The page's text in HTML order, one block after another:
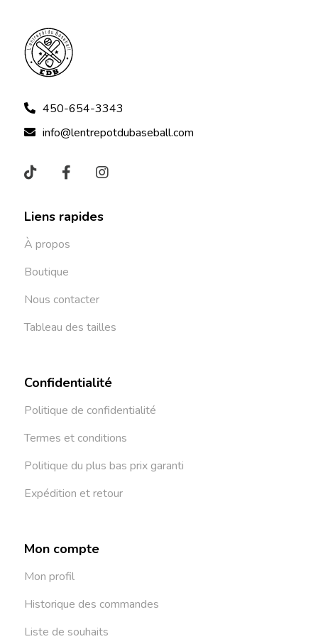
450-654-3343
info@lentrepotdubaseball.com
Liens rapides
À propos
Boutique
Nous contacter
Tableau des tailles
Confidentialité
Politique de confidentialité
Termes et conditions
Politique du plus bas prix garanti
Expédition et retour
Mon compte
Mon profil
Historique des commandes
Liste de souhaits